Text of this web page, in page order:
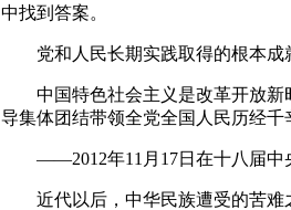
中找到答案。
党和人民长期实践取得的根本成
中国特色社会主义是改革开放新
导集体团结带领全党全国人民历经千
——2012年11月17日在十八届中
近代以后，中华民族遭受的苦难